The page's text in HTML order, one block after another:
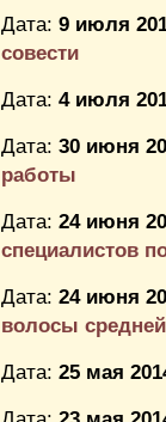
Дата: 9 июля
совести
Дата: 4 июля
Дата: 30 июня
работы
Дата: 24 июня
специалистов
Дата: 24 июня
волосы
Дата: 25 мая